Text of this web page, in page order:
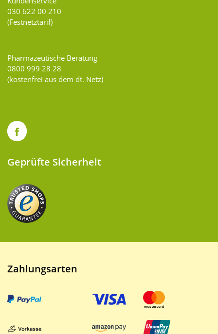
030 622 00 210
(Festnetztarif)
Pharmazeutische Beratung
0800 999 28 28
(kostenfrei aus dem dt. Netz)
Geprüfte Sicherheit
Zahlungsarten